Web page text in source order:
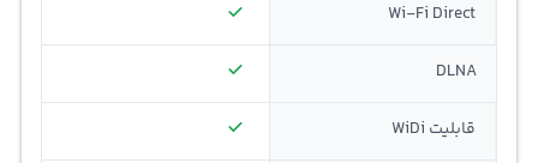
Wi-Fi Direct
DLNA
قابلیت WiDi